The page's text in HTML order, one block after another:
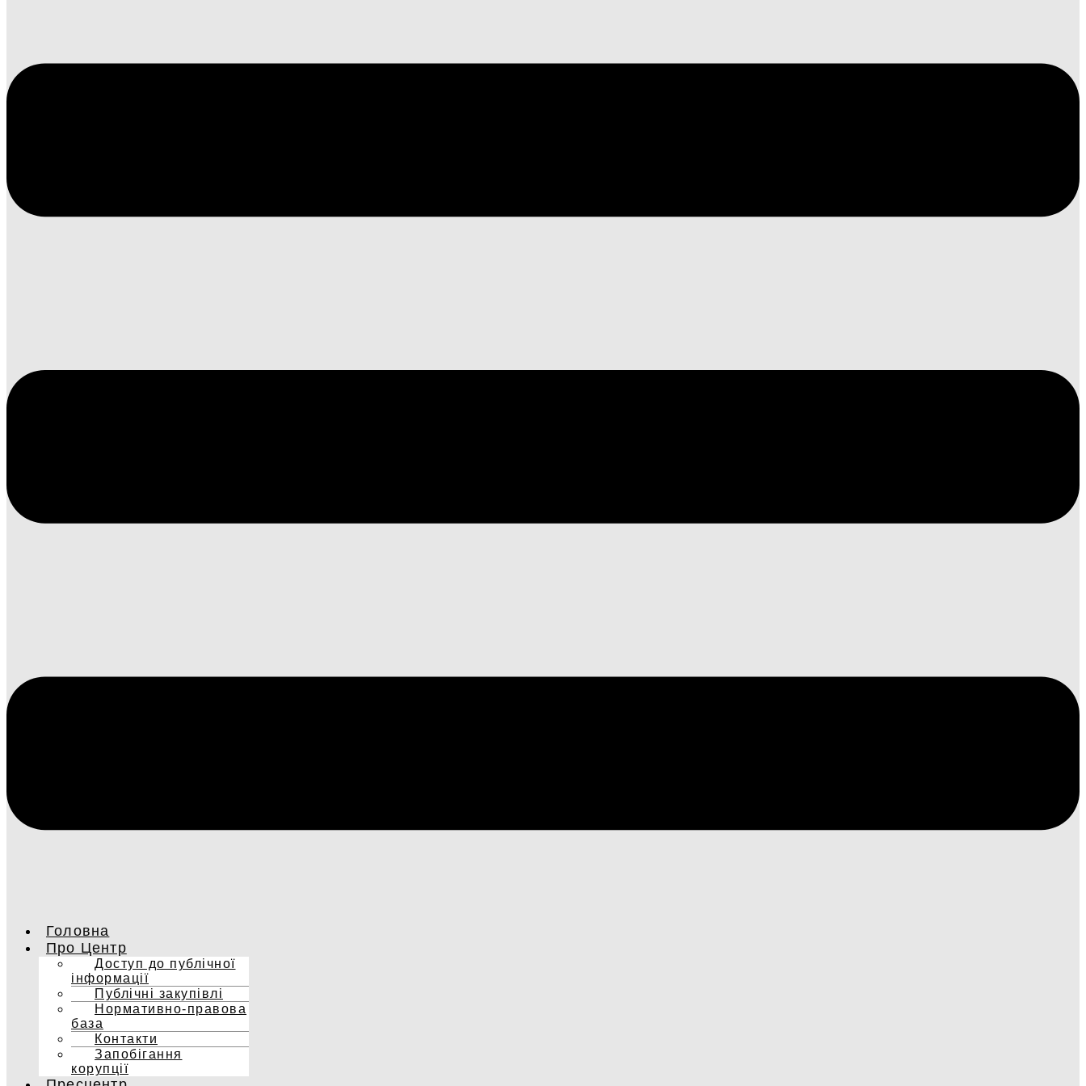
Головна
Про Центр
Доступ до публічної
інформації
Публічні закупівлі
Нормативно-правова
база
Контакти
Запобігання
корупції